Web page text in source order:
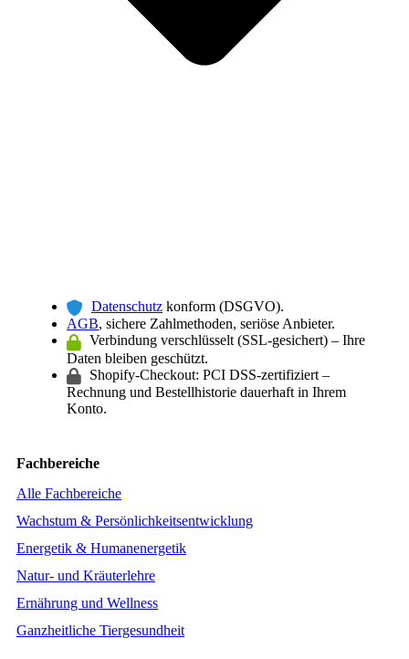
Datenschutz konform (DSGVO).
AGB, sichere Zahlmethoden, seriöse Anbieter.
Verbindung verschlüsselt (SSL-gesichert) – Ihre
Daten bleiben geschützt.
Shopify-Checkout: PCI DSS-zertifiziert –
Rechnung und Bestellhistorie dauerhaft in Ihrem
Konto.
Fachbereiche
Alle Fachbereiche
Wachstum & Persönlichkeitsentwicklung
Energetik & Humanenergetik
Natur- und Kräuterlehre
Ernährung und Wellness
Ganzheitliche Tiergesundheit